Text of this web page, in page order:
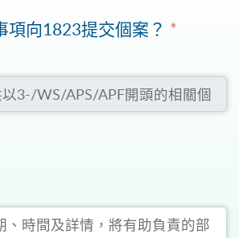
項向1823提交個案？ *